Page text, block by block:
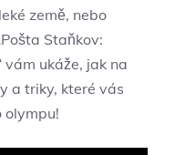
země, nebo
Staňkov:
vám ukáže, jak na
a triky, které vás
olympu!